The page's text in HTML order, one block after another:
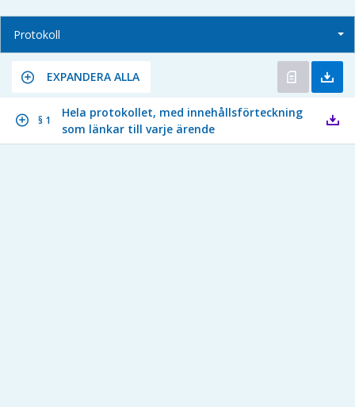
Protokoll
EXPANDERA ALLA
§ 1
Hela protokollet, med innehållsförteckning
som länkar till varje ärende